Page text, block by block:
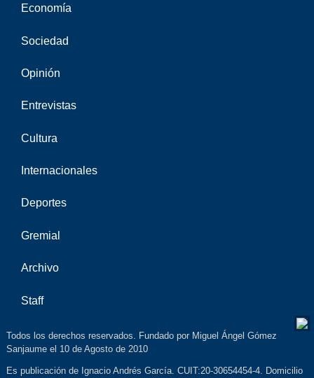
Economía
Sociedad
Opinión
Entrevistas
Cultura
Internacionales
Deportes
Gremial
Archivo
Staff
Todos los derechos reservados. Fundado por Miguel Ángel Gómez
Sanjaume el 10 de Agosto de 2010
Es publicación de Ignacio Andrés García. CUIT:20-30654454-4. Domicilio